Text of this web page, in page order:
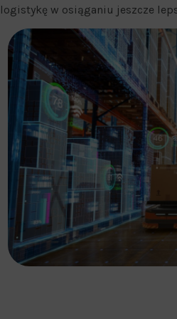
logistykę w osiąganiu jeszcze